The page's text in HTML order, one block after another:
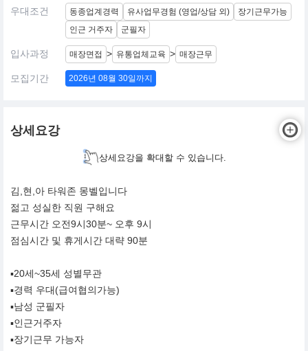
우대조건 동종업계경력 유사업무경험 (영업/상담 외)
장기근무가능
인근 거주자
군필자
입사과정 매장면접 > 유통업체교육 > 매장근무
모집기간 2026년 08월 30일까지
상세요강
상세요강을 확대할 수 있습니다.
김,현,아 타워존 몽벨입니다
젊고 성실한 직원 구해요
근무시간 오전9시30분~ 오후 9시
점심시간 및 휴게시간 대략 90분
▪︎20세~35세 성별무관
▪︎경력 우대(급여협의가능)
▪︎남성 군필자
▪︎인근거주자
▪︎장기근무 가능자